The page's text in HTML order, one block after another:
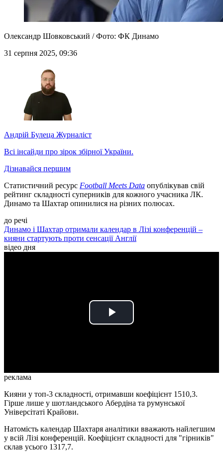
Олександр Шовковський / Фото: ФК Динамо
31 серпня 2025, 09:36
Андрій Булеца Журналіст
Всі інсайди про зірок збірної України.
Дізнавайся першим
Статистичний ресурс Football Meets Data опублікував свій
рейтинг складності суперників для кожного учасника ЛК.
Динамо та Шахтар опинилися на різних полюсах.
до речі
Динамо і Шахтар отримали календар в Лізі конференцій –
кияни стартують проти сенсації Англії
відео дня
Play
реклама
Кияни у топ-3 складності, отримавши коефіцієнт 1510,3.
Гірше лише у шотландського Абердіна та румунської
Універсітаті Крайови.
Натомість календар Шахтаря аналітики вважають найлегшим
у всій Лізі конференцій. Коефіцієнт складності для "гірників"
склав усього 1317,7.